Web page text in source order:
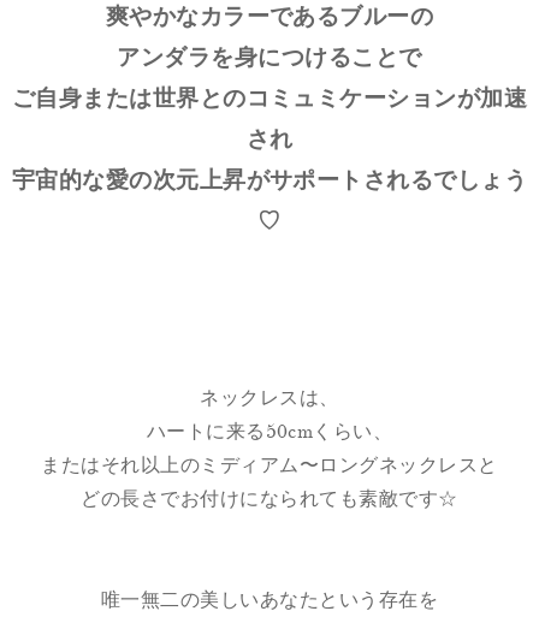
爽やかなカラーであるブルーの
アンダラを身につけることで
ご自身または世界とのコミュミケーションが加速
され
宇宙的な愛の次元上昇がサポートされるでしょう
♡
ネックレスは、
ハートに来る50cmくらい、
またはそれ以上のミディアム〜ロングネックレスと
どの長さでお付けになられても素敵です☆
唯一無二の美しいあなたという存在を